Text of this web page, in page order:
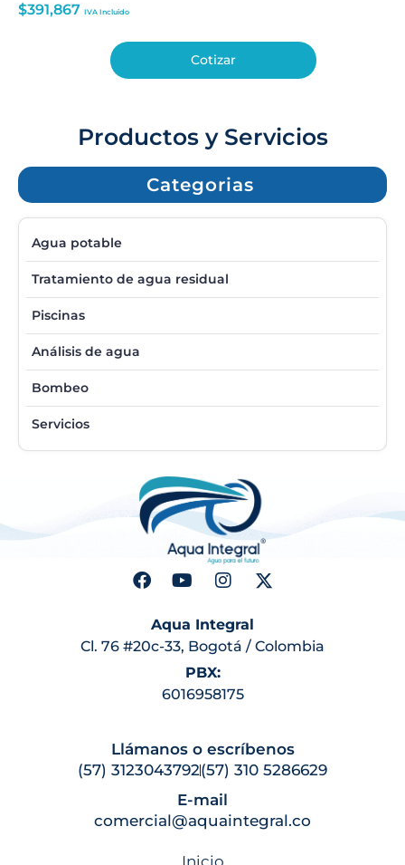
$391,867 IVA Incluido
Cotizar
Productos y Servicios
Categorias
Agua potable
Tratamiento de agua residual
Piscinas
Análisis de agua
Bombeo
Servicios
Aqua Integral
Cl. 76 #20c-33, Bogotá / Colombia
PBX:
6016958175
Llámanos o escríbenos
(57) 3123043792(57) 310 5286629
E-mail
comercial@aquaintegral.co
Inicio